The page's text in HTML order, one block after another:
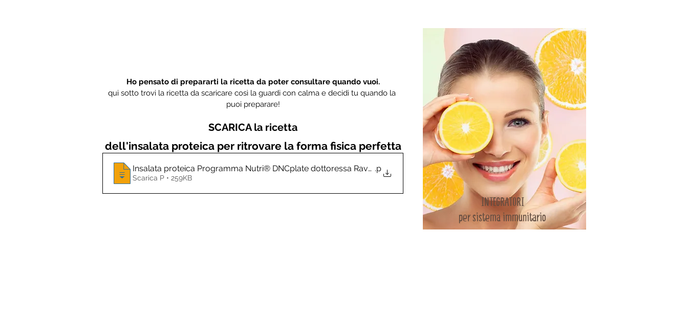
Ho pensato di prepararti la ricetta da poter consultare quando vuoi.
qui sotto trovi la ricetta da scaricare così la guardi con calma e decidi tu quando la
puoi preparare!
SCARICA la ricetta
dell'insalata proteica per ritrovare la forma fisica perfetta
Insalata proteica Programma Nutri® DNCplate dottoressa Ravelli Lia dieta sport dimagrire
.p
Scarica P • 259KB
INTEGRATORI
per sistema immunitario